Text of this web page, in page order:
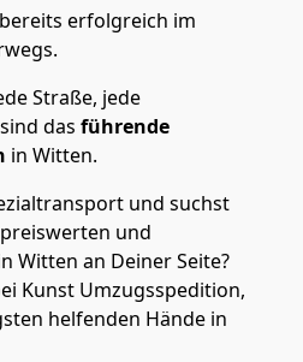
erfolgreich im
Straße, jede
das führende
in Witten.
und suchst
und
Witten an Deiner Seite?
Kunst Umzugsspedition,
helfenden Hände in